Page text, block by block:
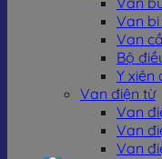
Van bi
Van
Bộ
Y xiên
Van điện từ
Van
Van
Van